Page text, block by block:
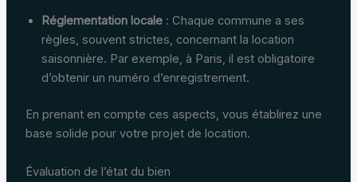
Réglementation locale: Chaque commune a ses
règles, souvent strictes, concernant la location
saisonnière. Par exemple, à Paris, il est obligatoire
d’obtenir un numéro d’enregistrement.
En prenant en compte ces aspects, vous établirez une
base solide pour votre projet de location.
Évaluation de l’état du bien